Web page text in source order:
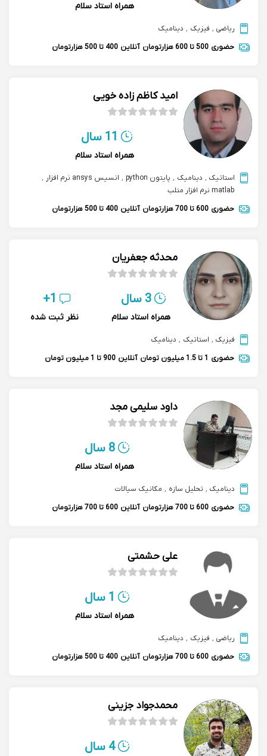
همراه استاد سلام
ریاضی , فیزیک , دینامیک
حضوری 500 تا 600 هزارتومان آنلاین 400 تا 500 هزارتومان
امید کاظم زاده خویی
11 سال
همراه استاد سلام
استاتیک , دینامیک , پایتون python , انسیس ansys نرم افزار
,
matlab نرم افزار متلب
حضوری 600 تا 700 هزارتومان آنلاین 400 تا 500 هزارتومان
محدثه جعفریان
3 سال
همراه استاد سلام
1+
نظر ثبت شده
فیزیک , استاتیک , دینامیک
حضوری 1 تا 1.5 میلیون تومان آنلاین 900 تا 1 میلیون تومان
داود سلیمی مجد
8 سال
همراه استاد سلام
دینامیک , تحلیل سازه , مکانیک سیالات
حضوری 600 تا 700 هزارتومان آنلاین 600 تا 700 هزارتومان
علی حشمتی
1 سال
همراه استاد سلام
ریاضی , فیزیک , دینامیک
حضوری 600 تا 700 هزارتومان آنلاین 400 تا 500 هزارتومان
محمدجواد جزینی
4 سال